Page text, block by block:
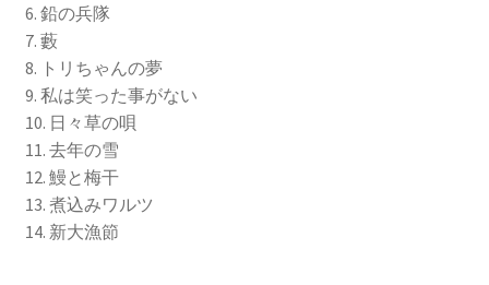
6. 鉛の兵隊
7. 藪
8. トリちゃんの夢
9. 私は笑った事がない
10. 日々草の唄
11. 去年の雪
12. 鰻と梅干
13. 煮込みワルツ
14. 新大漁節